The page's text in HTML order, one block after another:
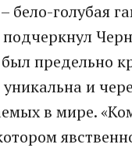
голубая
подчеркнул
предельно
и
в мире.